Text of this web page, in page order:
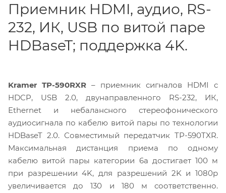
Приемник HDMI, аудио, RS-
232, ИК, USB по витой паре
HDBaseT; поддержка 4K.
Kramer TP-590RXR – приемник сигналов HDMI с
HDCP, USB 2.0, двунаправленного RS-232, ИК,
Ethernet и небалансного стереофонического
аудиосигнала по кабелю витой пары по технологии
HDBaseT 2.0. Совместимый передатчик TP-590TXR.
Максимальная дистанция приема по одному
кабелю витой пары категории 6a достигает 100 м
при разрешении 4K, для разрешений 2K и 1080p
увеличивается до 130 и 180 м соответственно.